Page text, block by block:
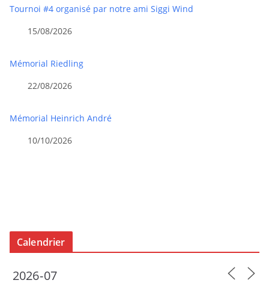
Tournoi #4 organisé par notre ami Siggi Wind
15/08/2026
Mémorial Riedling
22/08/2026
Mémorial Heinrich André
10/10/2026
Calendrier